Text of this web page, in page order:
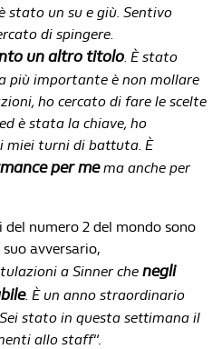
stato un su e giù. Sentivo
di spingere.
un altro titolo. È stato
più importante è non mollare
ho cercato di fare le scelte
è stata la chiave, ho
miei turni di battuta. È
per mema anche per
numero 2 del mondo sono
avversario,
a Sinner che negli
. È un anno straordinario
stato in questa settimana il
allo staff“.